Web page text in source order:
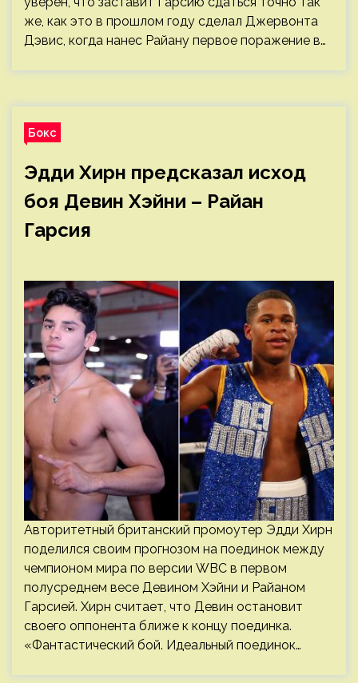
же, как это в прошлом году сделал Джервонта
Дэвис, когда нанес Райану первое поражение в…
Бокс
Эдди Хирн предсказал исход
боя Девин Хэйни – Райан
Гарсия
Авторитетный британский промоутер Эдди Хирн
поделился своим прогнозом на поединок между
чемпионом мира по версии WBC в первом
полусреднем весе Девином Хэйни и Райаном
Гарсией. Хирн считает, что Девин остановит
своего оппонента ближе к концу поединка.
«Фантастический бой. Идеальный поединок…